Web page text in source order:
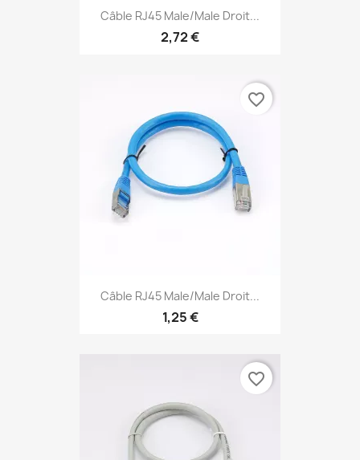
Câble RJ45 Male/Male Droit...
2,72 €
Câble RJ45 Male/Male Droit...
1,25 €
favorite_border
favorite_border